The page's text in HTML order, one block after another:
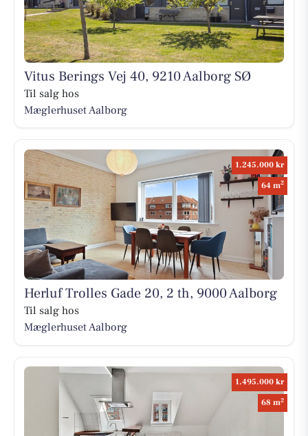
Vitus Berings Vej 40, 9210 Aalborg SØ
Til salg hos
Mæglerhuset Aalborg
1.245.000 kr
64 m2
Herluf Trolles Gade 20, 2 th, 9000 Aalborg
Til salg hos
Mæglerhuset Aalborg
1.495.000 kr
68 m2